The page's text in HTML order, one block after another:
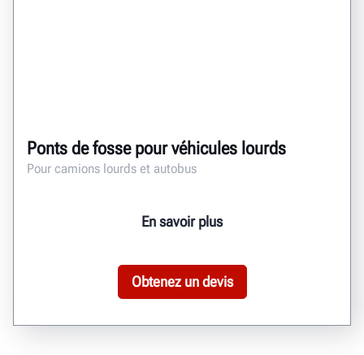
Ponts de fosse pour véhicules lourds
Pour camions lourds et autobus
En savoir plus
Obtenez un devis